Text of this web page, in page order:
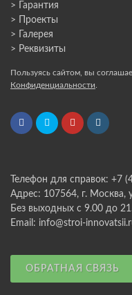
> Гарантия
> Проекты
> Галерея
> Реквизиты
Пользуясь сайтом, вы
Конфиденциальности
Телефон для справок: +7
Адрес: 107564, г. Москва,
Без выходных с 9.00 до
Email: info@stroi-
ОБРАТНАЯ СВЯЗЬ